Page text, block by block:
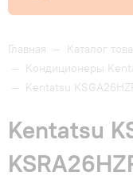
Как купить
Доставка и
Гарантия и
Главная — Каталог
— Кондиционеры
— Kentatsu
Kentatsu